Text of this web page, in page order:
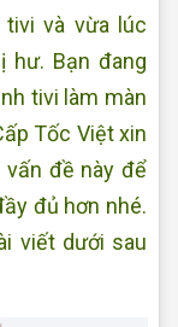
và vừa lúc
hư. Bạn đang
tivi làm màn
Tốc Việt xin
đề này để
đủ hơn nhé.
viết dưới sau